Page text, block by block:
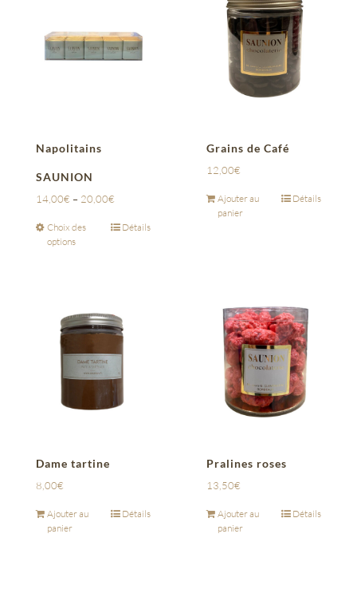
Napolitains
SAUNION
14,00€ – 20,00€
Choix des
options
Détails
Grains de Café
12,00€
Ajouter au
panier
Détails
Dame tartine
8,00€
Ajouter au
panier
Détails
Pralines roses
13,50€
Ajouter au
panier
Détails